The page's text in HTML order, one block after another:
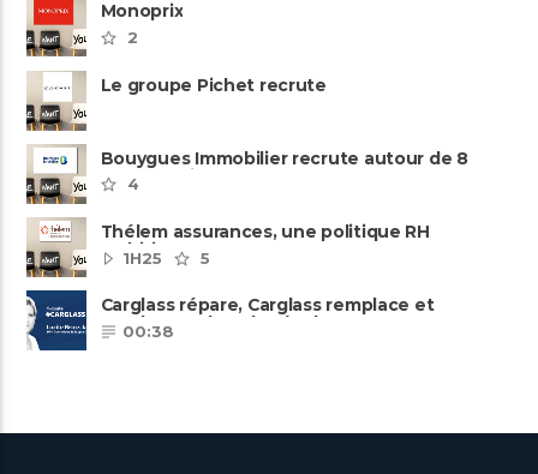
Monoprix
2
Le groupe Pichet recrute
Bouygues Immobilier recrute autour de 8
pôles métiers
4
Thélem assurances, une politique RH
ambitieuse
1H25 5
Carglass répare, Carglass remplace et
Carglass embauche également.
00:38